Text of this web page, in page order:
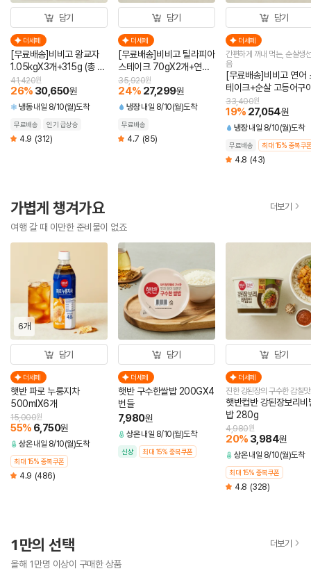
담기
더세페
[무료배송]비비고 왕교자
1.05kgX3개+315g (총 4
개)
26% 30,650원
41,420원
냉동 내일 8/10(월)도착
무료배송 인기 급상승
4.9 (312)
담기
더세페
[무료배송]비비고 틸라피아
스테이크 70gX2개+연어
스테이크 60gX2개 (총 4
개)
24% 27,299원
35,920원
냉장 내일 8/10(월)도착
무료배송
4.7 (85)
담기
더세페
간편하게 꺼내 먹는, 순살생
음
[무료배송]비비고 연어
테이크+순살 고등어구
+순살 삼치구이+순살
미구이+순살 임연수구
60g (총 5개)
19% 27,054원
33,400원
냉장 내일 8/10(월)도착
무료배송 최대 15% 중복쿠
4.8 (43)
가볍게 챙겨가요
여행 갈 때 이만한 준비물이 없죠
더보기
6개
담기
더세페
햇반 파로 누룽지차
500mlX6개
55% 6,750원
15,000원
상온 내일 8/10(월)도착
최대 15% 중복쿠폰
4.9 (486)
담기
더세페
햇반 구수한쌀밥 200GX4
번들
7,980원
상온 내일 8/10(월)도착
신상 최대 15% 중복쿠폰
담기
더세페
진한 강된장의 구수한 감칠맛!
햇반컵반 강된장보리비
밥 280g
20% 3,984원
4,980원
상온 내일 8/10(월)도착
최대 15% 중복쿠폰
4.8 (328)
1만의 선택
올해 1만명 이상이 구매한 상품
더보기